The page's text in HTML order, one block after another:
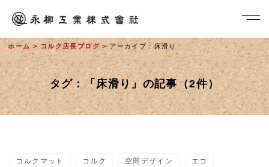
ホーム > コルク店長ブログ> アーカイブ：床滑り
タグ：「床滑り」の記事（2件）
コルクマット コルク 空間デザイン エコ